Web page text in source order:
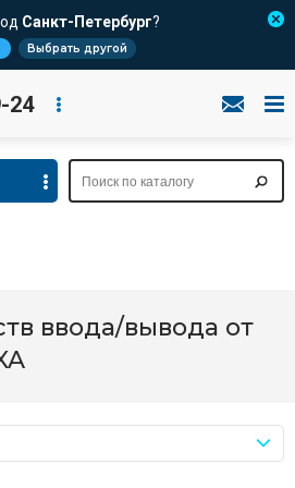
Санкт-Петербург?
Выбрать другой
24
ввода/вывода от